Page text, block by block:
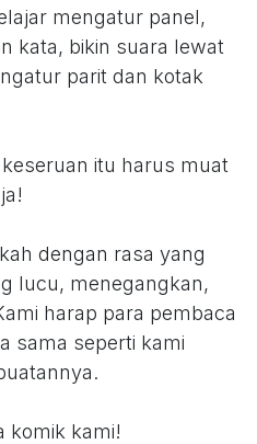
mengatur panel,
kata, bikin suara lewat
parit dan kotak
itu harus muat
dengan rasa yang
lucu, menegangkan,
harap para pembaca
sama seperti kami
komik kami!